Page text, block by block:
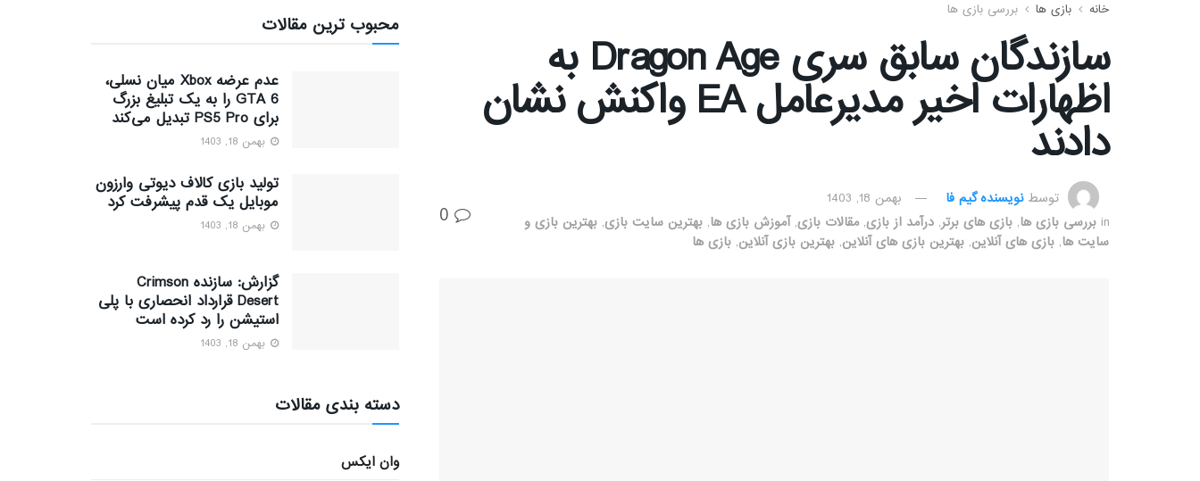
خانه بازی ها بررسی بازی ها
سازندگان سابق سری Dragon Age به
اظهارات اخیر مدیرعامل EA واکنش نشان
دادند
توسط نویسنده گیم فا
بهمن 18, 1403
in بررسی بازی ها, بازی های برتر, درآمد از بازی,مقالات بازی,آموزش بازی ها, بهترین سایت بازی, بهترین بازی و
سایت ها, بازی های آنلاین, بهترین بازی های آنلاین, بهترین بازی آنلاین, بازی ها
محبوب ترین مقالات
عدم عرضه Xbox میان نسلی،
GTA 6 را به یک تبلیغ بزرگ
برای PS5 Pro تبدیل می‌کند
بهمن 18, 1403
تولید بازی کالاف دیوتی وارزون
موبایل یک قدم پیشرفت کرد
بهمن 18, 1403
گزارش: سازنده Crimson
Desert قرارداد انحصاری با پلی
استیشن را رد کرده است
بهمن 18, 1403
دسته بندی مقالات
وان ایکس